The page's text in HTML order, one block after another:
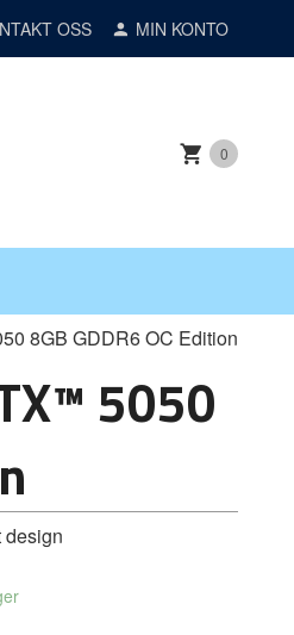
OSS MIN KONTO
0
8GB GDDR6 OC Edition
5050
design